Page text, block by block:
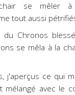
se mêler
tout aussi
du Chronos
se mêla à la
j'aperçus ce qui
mélangé avec le